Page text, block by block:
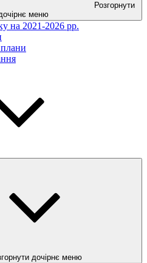
Розгорнути
меню
на 2021-2026 рр.
плани
дочірнє меню